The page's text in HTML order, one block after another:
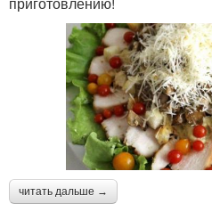
читать дальше →